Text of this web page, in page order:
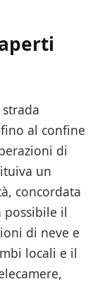
al confine
di
un
concordata
il
di neve e
locali e il